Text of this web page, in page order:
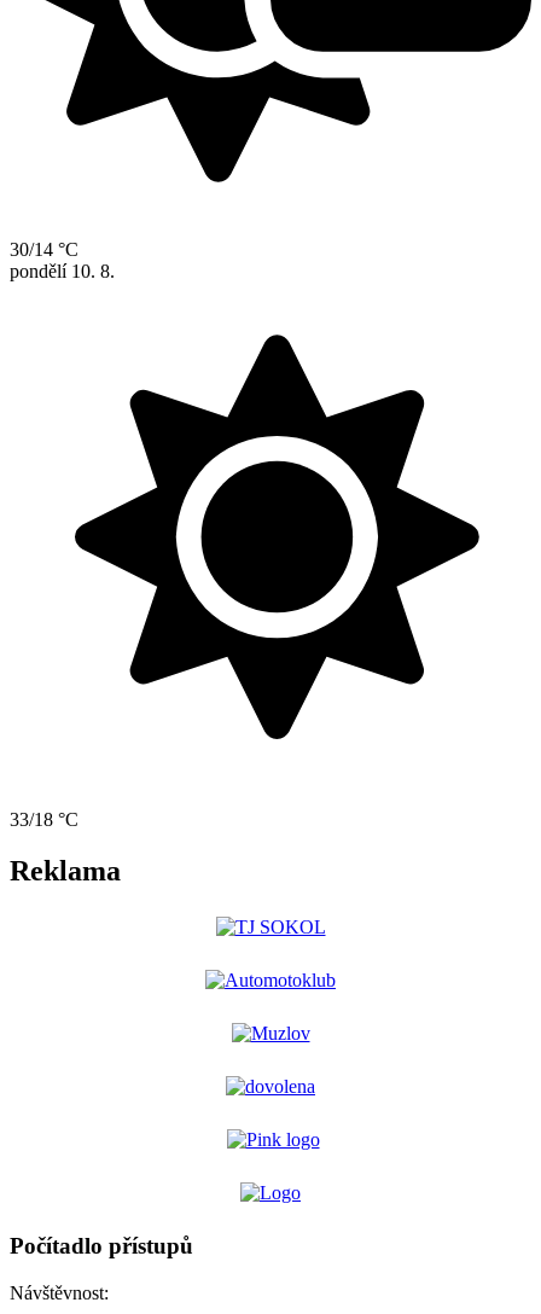
30/14 °C
pondělí 10. 8.
33/18 °C
Reklama
Počítadlo přístupů
Návštěvnost: